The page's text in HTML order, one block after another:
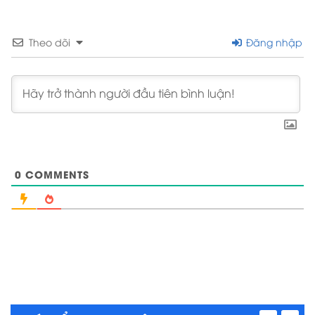
Theo dõi Đăng nhập
0 COMMENTS